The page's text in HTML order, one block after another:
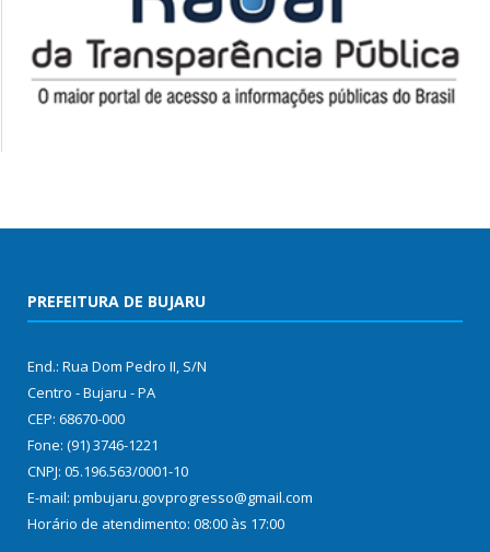
PREFEITURA DE BUJARU
End.: Rua Dom Pedro II, S/N
Centro - Bujaru - PA
CEP: 68670-000
Fone: (91) 3746-1221
CNPJ: 05.196.563/0001-10
E-mail: pmbujaru.govprogresso@gmail.com
Horário de atendimento: 08:00 às 17:00